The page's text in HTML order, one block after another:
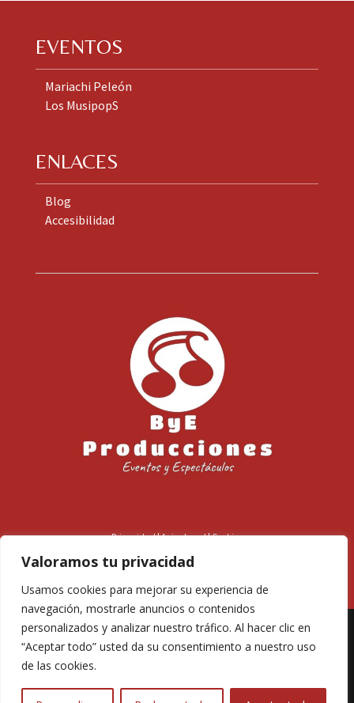
Valoramos tu privacidad
Usamos cookies para mejorar su experiencia de
navegación, mostrarle anuncios o contenidos
personalizados y analizar nuestro tráfico. Al hacer clic en
“Aceptar todo” usted da su consentimiento a nuestro uso
de las cookies.
EVENTOS
Mariachi Peleón
Los MusipopS
ENLACES
Blog
Accesibilidad
Privacidad|Aviso Legal|Cookies
Mr. Ape Solutions . Todos los derechos reservados.